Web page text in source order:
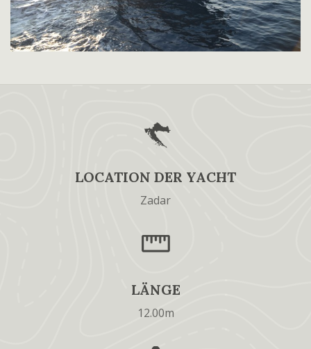
LOCATION DER YACHT
Zadar
LÄNGE
12.00m